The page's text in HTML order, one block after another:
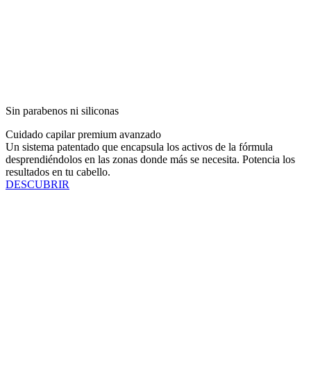
Sin parabenos ni siliconas
Cuidado capilar premium avanzado
Un sistema patentado que encapsula los activos de la fórmula
desprendiéndolos en las zonas donde más se necesita. Potencia los
resultados en tu cabello.
DESCUBRIR